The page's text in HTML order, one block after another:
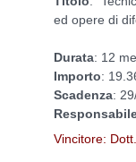
ed opere di
Durata: 12
Importo:
Scadenza:
Vincitore: